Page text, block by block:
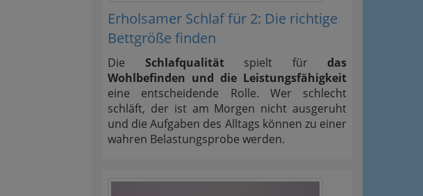
Erholsamer Schlaf für 2: Die richtige
Bettgröße finden
Die Schlafqualitätspielt für das
Wohlbefinden und die Leistungsfähigkeit
eine entscheidende Rolle. Wer schlecht
schläft, der ist am Morgen nicht ausgeruht
und die Aufgaben des Alltags können zu einer
wahren Belastungsprobe werden.